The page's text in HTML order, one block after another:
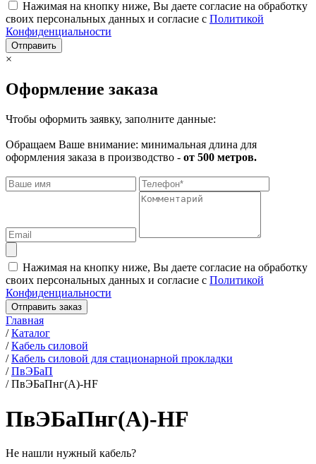
Нажимая на кнопку ниже, Вы даете согласие на обработку
своих персональных данных и согласие с Политикой
Конфиденциальности
Отправить
×
Оформление заказа
Чтобы оформить заявку, заполните данные:
Обращаем Ваше внимание: минимальная длина для
оформления заказа в производство - от 500 метров.
Нажимая на кнопку ниже, Вы даете согласие на обработку
своих персональных данных и согласие с Политикой
Конфиденциальности
Отправить заказ
Главная
/Каталог
/Кабель силовой
/Кабель силовой для стационарной прокладки
/ПвЭБаП
/ПвЭБаПнг(А)-HF
ПвЭБаПнг(А)-HF
Не нашли нужный кабель?